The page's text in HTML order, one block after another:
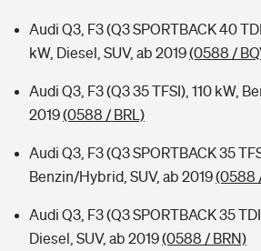
Audi Q3, F3 (Q3 SPORTBACK 40
kW, Diesel, SUV, ab 2019(0588 /
Audi Q3, F3 (Q3 35 TFSI), 110 kW,
2019(0588 / BRL)
Audi Q3, F3 (Q3 SPORTBACK 35
Benzin/Hybrid, SUV, ab 2019(0588
Audi Q3, F3 (Q3 SPORTBACK 35
Diesel, SUV, ab 2019(0588 / BRN)